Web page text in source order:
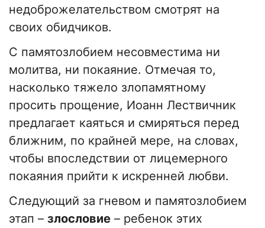
недоброжелательством смотрят на
своих обидчиков.
С памятозлобием несовместима ни
молитва, ни покаяние. Отмечая то,
насколько тяжело злопамятному
просить прощение, Иоанн Лествичник
предлагает каяться и смиряться перед
ближним, по крайней мере, на словах,
чтобы впоследствии от лицемерного
покаяния прийти к искренней любви.
Следующий за гневом и памятозлобием
этап – злословие – ребенок этих